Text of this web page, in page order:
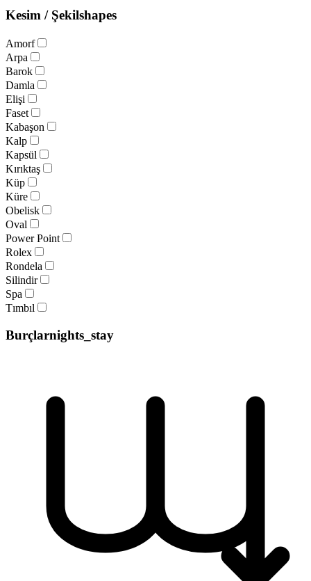
Kesim / Şekilshapes
Amorf
Arpa
Barok
Damla
Elişi
Faset
Kabaşon
Kalp
Kapsül
Kırıktaş
Küp
Küre
Obelisk
Oval
Power Point
Rolex
Rondela
Silindir
Spa
Tımbıl
Burçlarnights_stay